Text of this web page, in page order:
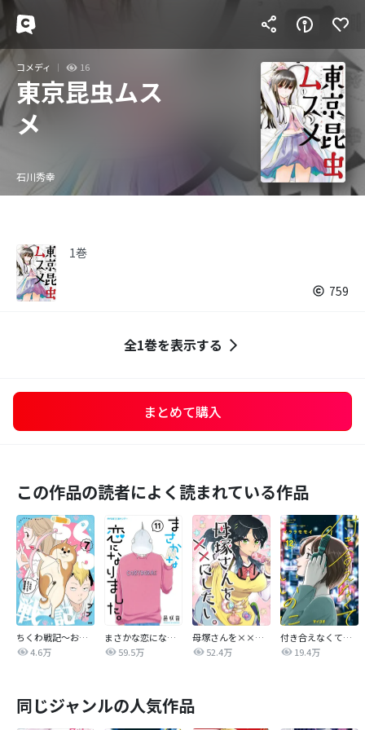
コメディ 16
東京昆虫ムス
メ
石川秀幸
1巻
759
全1巻を表示する
まとめて購入
この作品の読者によく読まれている作品
ちくわ戦記～おれのカワイイで地球侵略～
4.6万
まさかな恋になりました。
59.5万
母塚さんを××にしたい。
52.4万
付き合えなくていいのに
19.4万
同じジャンルの人気作品